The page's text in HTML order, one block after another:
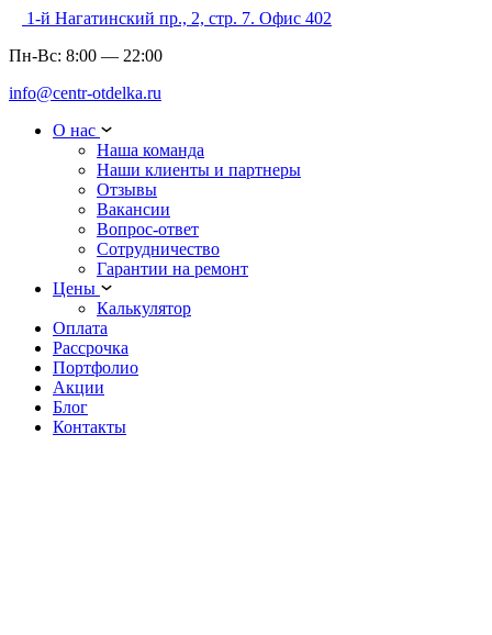
1-й Нагатинский пр., 2, стр. 7. Офис 402
Пн-Вс: 8:00 — 22:00
info@centr-otdelka.ru
О нас
Наша команда
Наши клиенты и партнеры
Отзывы
Вакансии
Вопрос-ответ
Сотрудничество
Гарантии на ремонт
Цены
Калькулятор
Оплата
Рассрочка
Портфолио
Акции
Блог
Контакты